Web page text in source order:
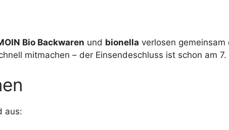
Bio Backwaren und bionella verlosen
mitmachen – der Einsendeschluss ist schon am 7.
aus: